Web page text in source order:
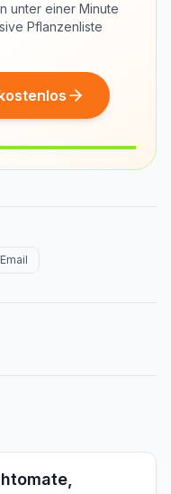
unter einer Minute
Pflanzenliste
Email